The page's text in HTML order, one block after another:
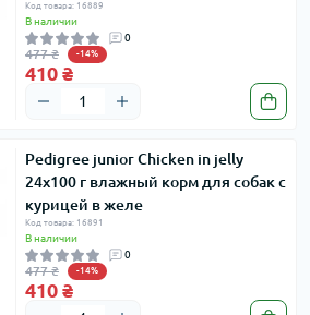
Код товара: 16889
В наличии
0
477 ₴ -14%
410 ₴
Pedigree junior Сhicken in jelly
24x100 г влажный корм для собак с
курицей в желе
Код товара: 16891
В наличии
0
477 ₴ -14%
410 ₴